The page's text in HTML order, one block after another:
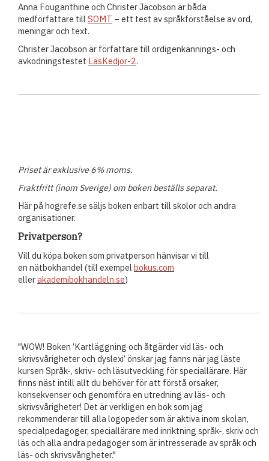
Anna Fouganthine och Christer Jacobson är båda
medförfattare tillSOMT – ett test av språkförståelse av ord,
meningar och text.
Christer Jacobson är författare till ordigenkännings- och
avkodningstestet LäsKedjor-2.
Priset är exklusive 6% moms.
Fraktfritt (inom Sverige) om boken beställs separat.
Här på hogrefe.se säljs boken enbart till skolor och andra
organisationer.
Privatperson?
Vill du köpa boken som privatperson hänvisar vi till
en nätbokhandel (till exempel bokus.com
ellerakademibokhandeln.se)
"WOW! Boken ’Kartläggning och åtgärder vid läs- och
skrivsvårigheter och dyslexi’ önskar jag fanns när jag läste
kursen Språk-, skriv- och läsutveckling för speciallärare. Här
finns näst intill allt du behöver för att förstå orsaker,
konsekvenser och genomföra en utredning av läs- och
skrivsvårigheter! Det är verkligen en bok som jag
rekommenderar till alla logopeder som är aktiva inom skolan,
specialpedagoger, speciallärare med inriktning språk-, skriv och
läs och alla andra pedagoger som är intresserade av språk och
läs- och skrivsvårigheter."